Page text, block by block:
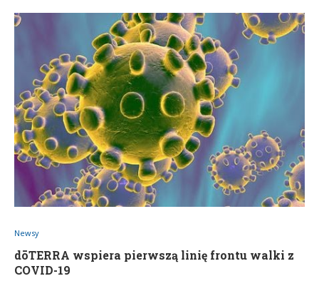
Newsy
dōTERRA wspiera pierwszą linię frontu walki z
COVID-19